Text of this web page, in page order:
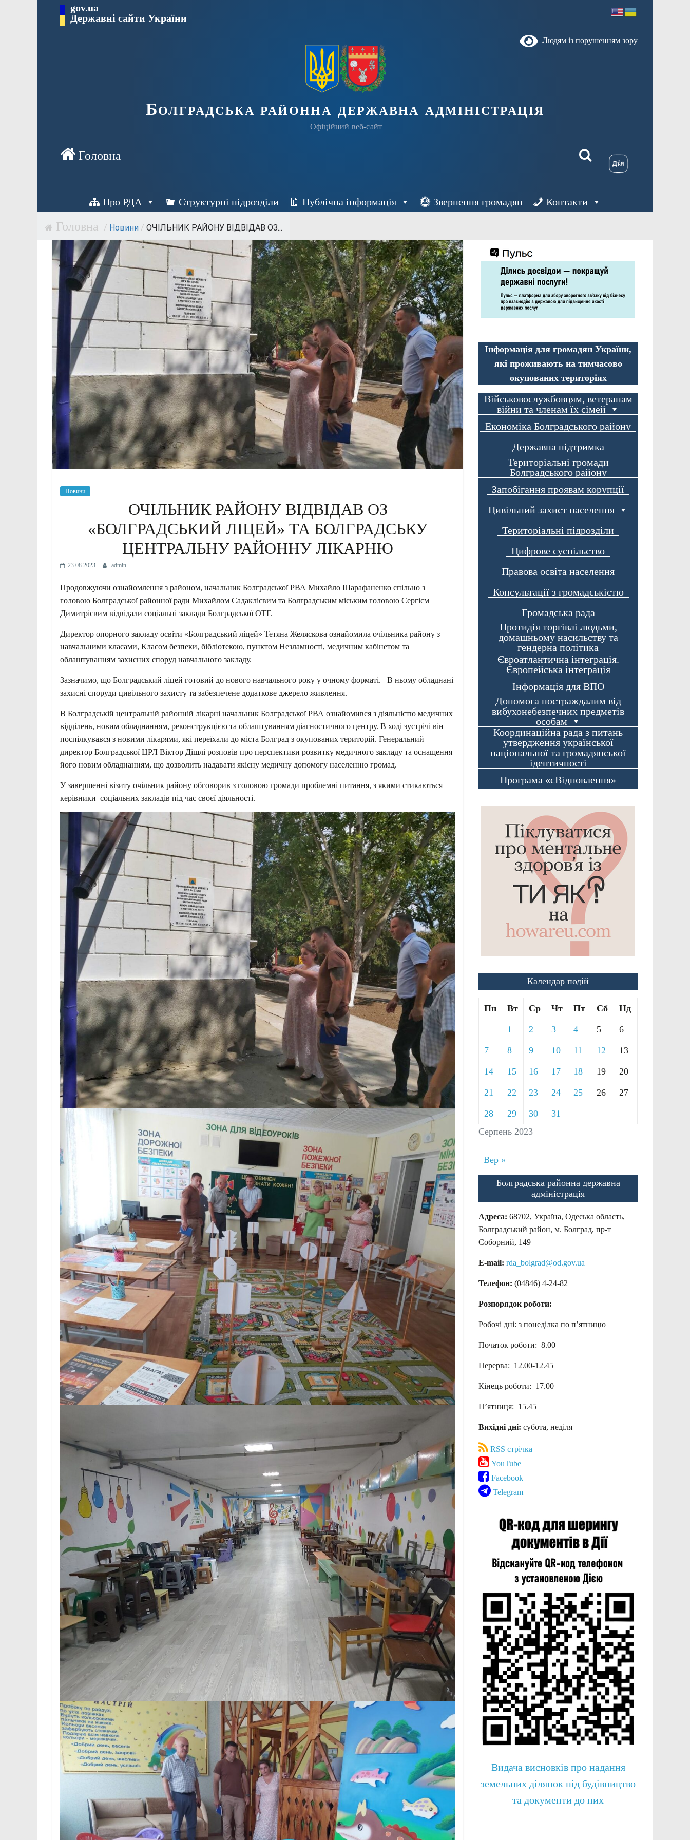
Перейти gov.ua
Державні сайти України
Людям із порушенням зору
Болградська районна державна адміністрація
Офіційний веб-сайт
Про РДА Структурні підрозділи Публічна інформація Звернення громадян Контакти
/ Новини / ОЧІЛЬНИК РАЙОНУ ВІДВІДАВ ОЗ...
Новини
ОЧІЛЬНИК РАЙОНУ ВІДВІДАВ ОЗ
«БОЛГРАДСЬКИЙ ЛІЦЕЙ» ТА БОЛГРАДСЬКУ
ЦЕНТРАЛЬНУ РАЙОННУ ЛІКАРНЮ
23.08.2023 admin
Продовжуючи ознайомлення з районом, начальник Болградської РВА Михайло Шарафаненко спільно з
головою Болградської районної ради Михайлом Садаклієвим та Болградським міським головою Сергієм
Димитрієвим відвідали соціальні заклади Болградської ОТГ.
Директор опорного закладу освіти «Болградський ліцей» Тетяна Желяскова ознайомила очільника району з
навчальними класами, Класом безпеки, бібліотекою, пунктом Незламності, медичним кабінетом та
облаштуванням захисних споруд навчального закладу.
Зазначимо, що Болградський ліцей готовий до нового навчального року у очному форматі. В ньому обладнані
захисні споруди цивільного захисту та забезпечене додаткове джерело живлення.
В Болградській центральній районній лікарні начальник Болградської РВА ознайомився з діяльністю медичних
відділень, новим обладнанням, реконструкцією та облаштуванням діагностичного центру. В ході зустрічі він
поспілкувався з новими лікарями, які переїхали до міста Болград з окупованих територій. Генеральний
директор Болградської ЦРЛ Віктор Дішлі розповів про перспективи розвитку медичного закладу та оснащення
його новим обладнанням, що дозволить надавати якісну медичну допомогу населенню громад.
У завершенні візиту очільник району обговорив з головою громади проблемні питання, з якими стикаються
керівники соціальних закладів під час своєї діяльності.
Інформація для громадян України,
які проживають на тимчасово
окупованих територіях
Військовослужбовцям, ветеранам
війни та членам їх сімей
Економіка Болградського району
Державна підтримка
Територіальні громади
Болградського району
Запобігання проявам корупції
Цивільний захист населення
Територіальні підрозділи
Цифрове суспільство
Правова освіта населення
Консультації з громадськістю
Громадська рада
Протидія торгівлі людьми,
домашньому насильству та
гендерна політика
Євроатлантична інтеграція.
Європейська інтеграція
Інформація для ВПО
Допомога постраждалим від
вибухонебезпечних предметів
особам
Координаційна рада з питань
утвердження української
національної та громадянської
ідентичності
Програма «єВідновлення»
Календар подій
Серпень 2023
Пн Вт Ср Чт Пт Сб Нд
1 2 3 4 5 6
7 8 9 10 11 12 13
14 15 16 17 18 19 20
21 22 23 24 25 26 27
28 29 30 31
Вер »
Болградська районна державна
адміністрація
Адреса: 68702, Україна, Одеська область,
Болградський район, м. Болград, пр-т
Соборний, 149
E-mail: rda_bolgrad@od.gov.ua
Телефон: (04846) 4-24-82
Розпорядок роботи:
Робочі дні: з понеділка по п’ятницю
Початок роботи: 8.00
Перерва: 12.00-12.45
Кінець роботи: 17.00
П’ятниця: 15.45
Вихідні дні: субота, неділя
RSS стрічка
YouTube
Facebook
Telegram
Видача висновків про надання
земельних ділянок під будівництво
та документи до них